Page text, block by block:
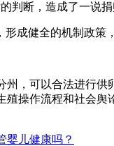
断，造成了一说
成健全的机制政
，可以合法进行
操作流程和社会舆
婴儿健康吗？